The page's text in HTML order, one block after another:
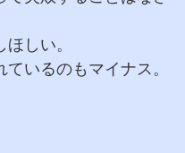
しい。
いるのもマイナス。